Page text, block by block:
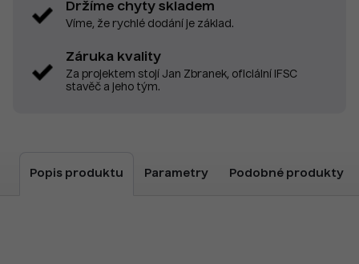
Držíme chyty skladem
Víme, že rychlé dodání je základ.
Záruka kvality
Za projektem stojí Jan Zbranek, oficiální IFSC
stavěč a jeho tým.
Popis produktu Parametry Podobné produkty